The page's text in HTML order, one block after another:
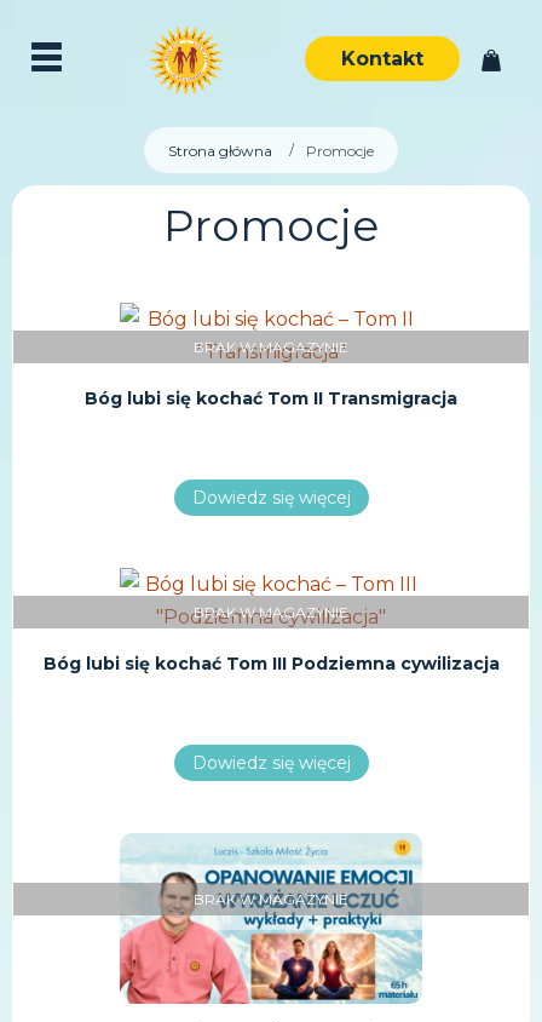
Kontakt
Strona główna Promocje
Promocje
Bóg lubi się kochać Tom II Transmigracja
Dowiedz się więcej
BRAK W MAGAZYNIE
Bóg lubi się kochać Tom III Podziemna cywilizacja
Dowiedz się więcej
BRAK W MAGAZYNIE
BRAK W MAGAZYNIE